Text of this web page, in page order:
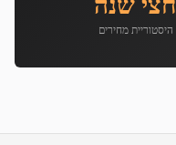
היסטוריית מחירים